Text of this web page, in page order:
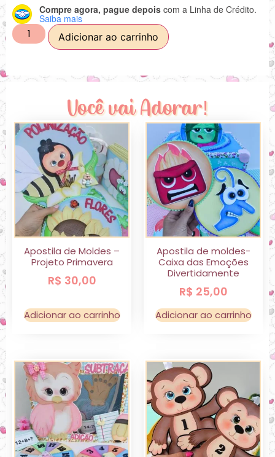
Compre agora, pague depois com a Linha de Crédito.
Saiba mais
Adicionar ao carrinho
Você vai Adorar!
Apostila de Moldes –
Projeto Primavera
R$ 30,00
Adicionar ao carrinho
Apostila de moldes-
Caixa das Emoções
Divertidamente
R$ 25,00
Adicionar ao carrinho